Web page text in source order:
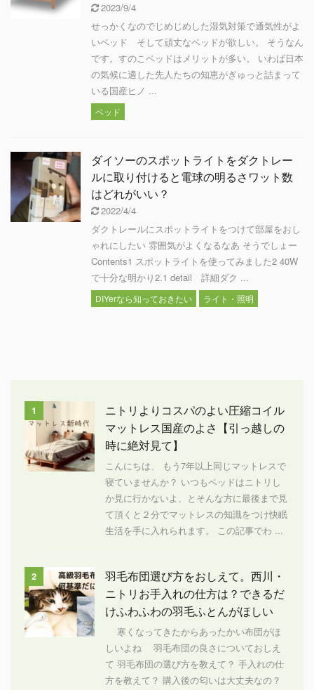
2023/9/4
せっかくなのでじめじめした湿気対策で通気性がよ
いベッド そして頑丈なベッドが欲しい。 そうなん
です。すのこベッドはメリットが多い。 いわば日本
の気候に適した先人たちの知恵がぎゅっと詰まって
いる国産ヒノ ...
ベッド
ダイソーのスポットライトをダクトレー
ルに取り付けると電球の明るさワット数
はどれがいい？
2022/4/4
ダクトレールにスポットライトをつけて部屋をおし
ゃれにしたい 雰囲気がよくなるなあ そうでしょー
Contents1 スポットライトを使ってみました2 40W
で十分な明かり2.1 detail 詳細ダク ...
DIYerなら知っておきたい ライト・照明
1
ニトリよりコスパのよい圧縮コイル
マットレス国産のよさ【引っ越しの
時に絶対見て】
こんにちは、 もう7年以上同じマットレスで
寝ていませんか？ いつもベッドはニトリし
か見に行かないよ、とそんな方に最後まで見
て頂くと２分でマットレスの知識をつけ快眠
生活を手に入れられます。 この記事でわ ...
2
羽毛布団選び方をおしえて。西川・
ニトリお手入れの仕方は？できるだ
けふわふわの羽毛ふとんがほしい
寒くなってきたからあったかい布団がほ
しいよね 羽毛布団の良さについておしえ
て 羽毛布団の選び方を教えて？ 手入れの仕
方を教えて？ 購入後の匂いは大丈夫なの？